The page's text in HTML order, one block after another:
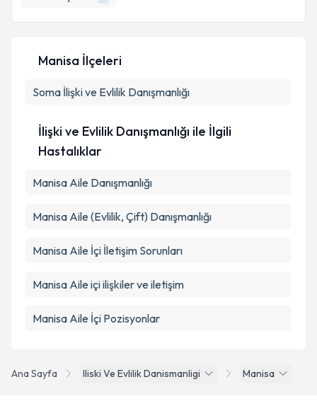
E-posta Adresiniz
Kişisel verilerimin işlenmesine ilişkin
Ana Sayfa Iliski Ve Evlilik Danismanligi Manisa
Manisa İlçeleri
Soma İlişki ve Evlilik Danışmanlığı
İlişki ve Evlilik Danışmanlığı ile İlgili
Hastalıklar
Manisa Aile Danışmanlığı
Manisa Aile (Evlilik, Çift) Danışmanlığı
Manisa Aile İçi İletişim Sorunları
Manisa Aile içi ilişkiler ve iletişim
Manisa Aile İçi Pozisyonlar